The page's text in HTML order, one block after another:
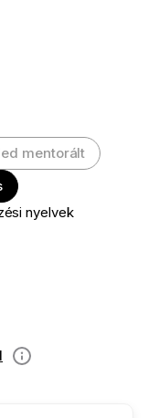
mentorált
nyelvek
információ